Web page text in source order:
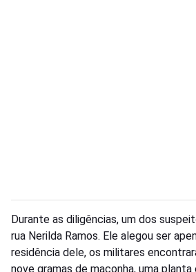
Durante as diligências, um dos
rua Nerilda Ramos. Ele alegou ser
residência dele, os militares
nove gramas de maconha, uma